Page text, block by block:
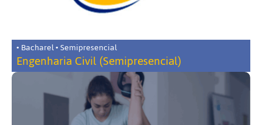
• Bacharel • Semipresencial
Engenharia Civil (Semipresencial)